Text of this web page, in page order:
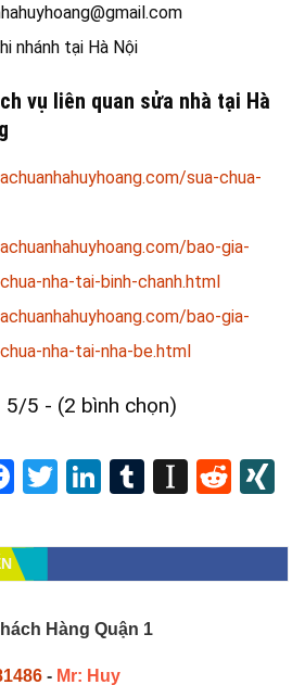
nhánh tại Hà Nội
vụ liên quan sửa nhà tại Hà
sua-chua-
bao-gia-
nha-tai-binh-chanh.html
bao-gia-
nha-tai-nha-be.html
5/5 - (2 bình chọn)
Facebook
TwitterLinkedIn
Tumblr
Hàng Quận 1
- Mr: Huy